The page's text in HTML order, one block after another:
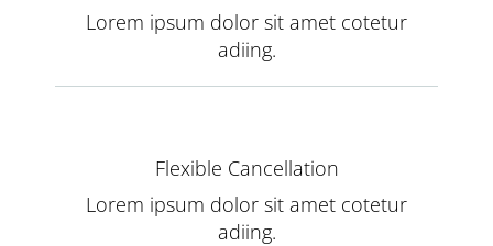
Lorem ipsum dolor sit amet cotetur
adiing.
Flexible Cancellation
Lorem ipsum dolor sit amet cotetur
adiing.